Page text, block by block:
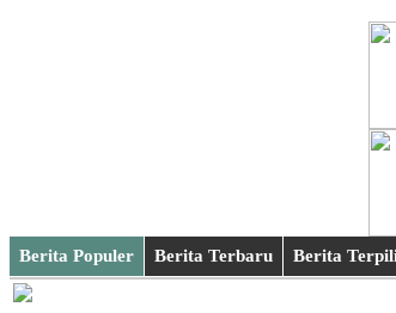
Berita Populer Berita Terbaru Berita